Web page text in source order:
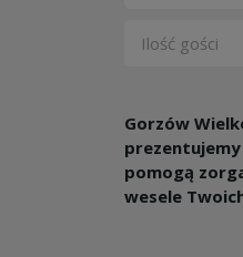
Gorzów
prezentujemy
pomogą
wesele